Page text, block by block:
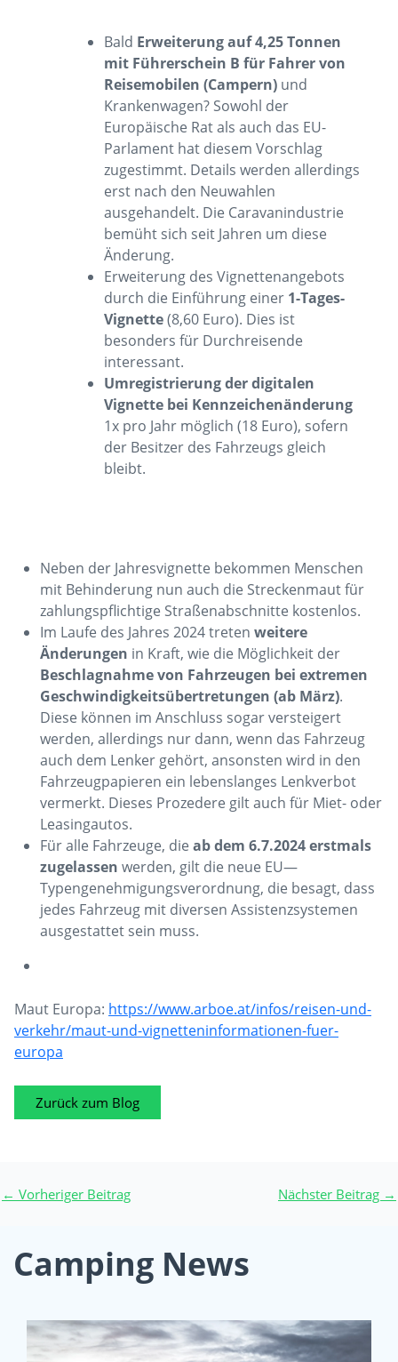
Bald Erweiterung auf 4,25 Tonnen
mit Führerschein B für Fahrer von
Reisemobilen (Campern) und
Krankenwagen? Sowohl der
Europäische Rat als auch das EU-
Parlament hat diesem Vorschlag
zugestimmt. Details werden allerdings
erst nach den Neuwahlen
ausgehandelt. Die Caravanindustrie
bemüht sich seit Jahren um diese
Änderung.
Erweiterung des Vignettenangebots
durch die Einführung einer 1-Tages-
Vignette(8,60 Euro). Dies ist
besonders für Durchreisende
interessant.
Umregistrierung der digitalen
Vignette bei Kennzeichenänderung
1x pro Jahr möglich (18 Euro), sofern
der Besitzer des Fahrzeugs gleich
bleibt.
Neben der Jahresvignette bekommen Menschen
mit Behinderung nun auch die Streckenmaut für
zahlungspflichtige Straßenabschnitte kostenlos.
Im Laufe des Jahres 2024 tretenweitere
Änderungen in Kraft, wie die Möglichkeit der
Beschlagnahme von Fahrzeugen bei extremen
Geschwindigkeitsübertretungen (ab März).
Diese können im Anschluss sogar versteigert
werden, allerdings nur dann, wenn das Fahrzeug
auch dem Lenker gehört, ansonsten wird in den
Fahrzeugpapieren ein lebenslanges Lenkverbot
vermerkt. Dieses Prozedere gilt auch für Miet- oder
Leasingautos.
Für alle Fahrzeuge, dieab dem 6.7.2024 erstmals
zugelassen werden, gilt die neue EU—
Typengenehmigungsverordnung, die besagt, dass
jedes Fahrzeug mit diversen Assistenzsystemen
ausgestattet sein muss.
Maut Europa: https://www.arboe.at/infos/reisen-und-
verkehr/maut-und-vignetteninformationen-fuer-
europa
Zurück zum Blog
← Vorheriger Beitrag Nächster Beitrag →
Camping News